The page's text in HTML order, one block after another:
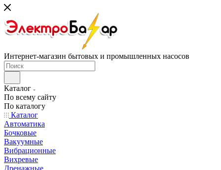
Интернет-магазин бытовых и промышленных насосов
Каталог
По всему сайту
По каталогу
Каталог
Автоматика
Бочковые
Вакуумные
Вибрационные
Вихревые
Дренажные